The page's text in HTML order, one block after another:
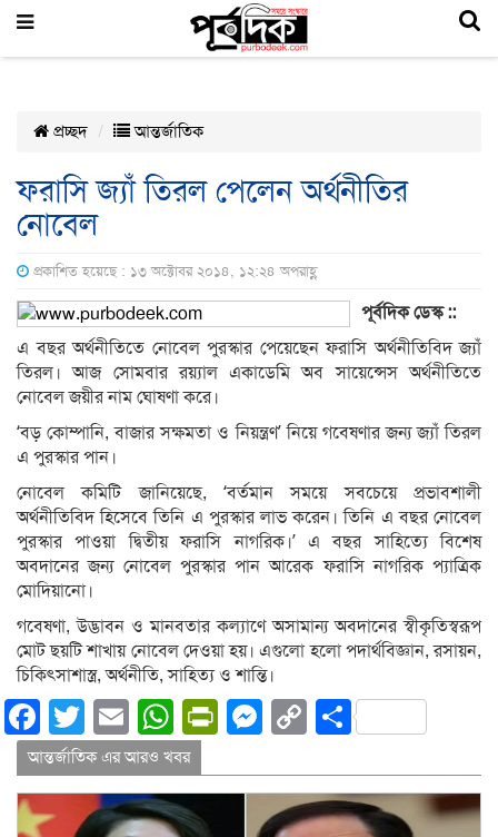
প্রচ্ছদ আন্তর্জাতিক
ফরাসি জ্যাঁ তিরল পেলেন অর্থনীতির
নোবেল
প্রকাশিত হয়েছে : ১৩ অক্টোবর ২০১৪, ১২:২৪ অপরাহ্ণ
পূর্বদিক ডেস্ক ::
এ বছর অর্থনীতিতে নোবেল পুরস্কার পেয়েছেন ফরাসি অর্থনীতিবিদ জ্যাঁ
তিরল। আজ সোমবার রয়্যাল একাডেমি অব সায়েন্সেস অর্থনীতিতে
নোবেল জয়ীর নাম ঘোষণা করে।
‘বড় কোম্পানি, বাজার সক্ষমতা ও নিয়ন্ত্রণ’ নিয়ে গবেষণার জন্য জ্যাঁ তিরল
এ পুরস্কার পান।
নোবেল কমিটি জানিয়েছে, ‘বর্তমান সময়ে সবচেয়ে প্রভাবশালী
অর্থনীতিবিদ হিসেবে তিনি এ পুরস্কার লাভ করেন। তিনি এ বছর নোবেল
পুরস্কার পাওয়া দ্বিতীয় ফরাসি নাগরিক।’ এ বছর সাহিত্যে বিশেষ
অবদানের জন্য নোবেল পুরস্কার পান আরেক ফরাসি নাগরিক প্যাত্রিক
মোদিয়ানো।
গবেষণা, উদ্ভাবন ও মানবতার কল্যাণে অসামান্য অবদানের স্বীকৃতিস্বরূপ
মোট ছয়টি শাখায় নোবেল দেওয়া হয়। এগুলো হলো পদার্থবিজ্ঞান, রসায়ন,
চিকিৎসাশাস্ত্র, অর্থনীতি, সাহিত্য ও শান্তি।
Facebook
Twitter
EmailWhatsApp
PrintFriendly
Messenger
CopyShare
আন্তর্জাতিক এর আরও খবর